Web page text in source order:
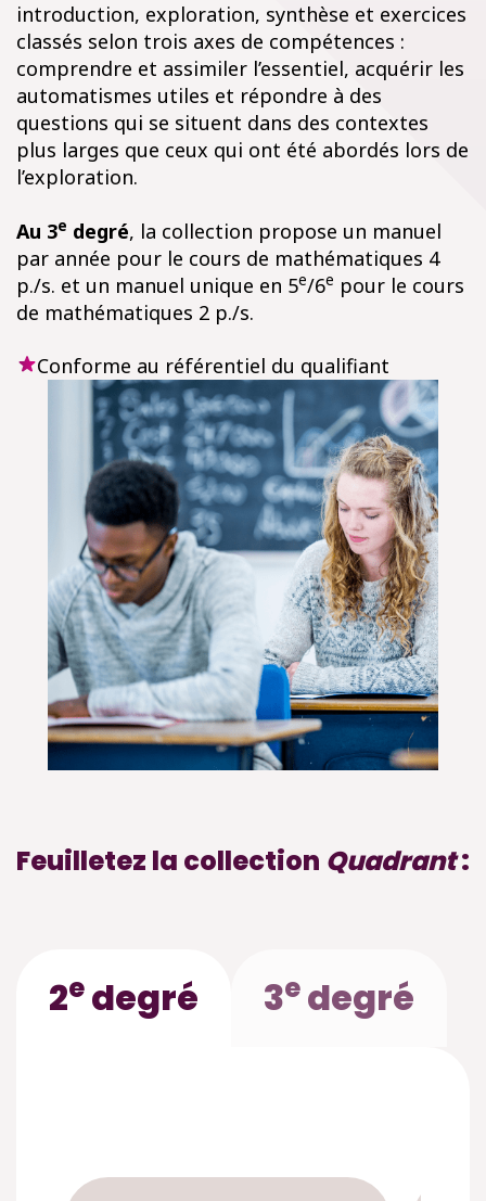
introduction, exploration, synthèse et exercices
classés selon trois axes de compétences :
comprendre et assimiler l’essentiel, acquérir les
automatismes utiles et répondre à des
questions qui se situent dans des contextes
plus larges que ceux qui ont été abordés lors de
l’exploration.
Au 3e degré, la collection propose un manuel
par année pour le cours de mathématiques 4
p./s. et un manuel unique en 5e/6e pour le cours
de mathématiques 2 p./s.
Conforme au référentiel du qualifiant
Feuilletez la collection Quadrant:
2e degré 3e degré